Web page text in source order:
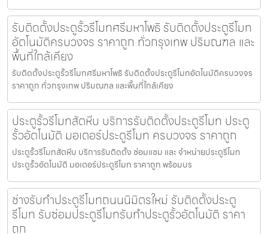
รับติดตั้งประตูรั้วรีโมทศรีมหาโพธิ รับติดตั้งประตูรีโมท
อัตโนมัติครบวงจร ราคาถูก ทั่วกรุงเทพ ปริมณฑล และ
พื้นที่ใกล้เคียง
รับติดตั้งประตูรั้วรีโมทศรีมหาโพธิ รับติดตั้งประตูรีโมทอัตโนมัติครบวงจร
ราคาถูก ทั่วกรุงเทพ ปริมณฑล และพื้นที่ใกล้เคียง
ประตูรั้วรีโมทสัตหีบ บริการรับติดตั้งประตูรีโมท ประตู
รั้วอัตโนมัติ มอเตอร์ประตูรีโมท ครบวงจร ราคาถูก
ประตูรั้วรีโมทสัตหีบ บริการรับติดตั้ง ซ่อมแซม และ จำหน่ายประตูรีโมท
ประตูรั้วอัตโนมัติ มอเตอร์ประตูรีโมท ราคาถูก พร้อมบร
ช่างรับทำประตูรีโมทถนนนิมิตรใหม่ รับติดตั้งประตู
รีโมท รับซ่อมประตูรีโมทรับทำประตูรั้วอัตโนมัติ ราคา
ถูก